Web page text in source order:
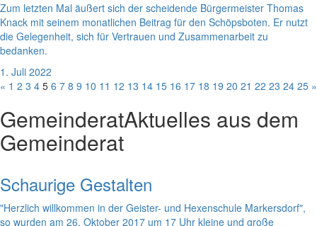
Zum letzten Mal äußert sich der scheidende Bürgermeister Thomas
Knack mit seinem monatlichen Beitrag für den Schöpsboten. Er nutzt
die Gelegenheit, sich für Vertrauen und Zusammenarbeit zu
bedanken.
1. Juli 2022
« 1 2 3 4 5 6 7 8 9 10 11 12 13 14 15 16 17 18 19 20 21 22 23 24 25 »
GemeinderatAktuelles aus dem
Gemeinderat
Schaurige Gestalten
"Herzlich willkommen in der Geister- und Hexenschule Markersdorf",
so wurden am 26. Oktober 2017 um 17 Uhr kleine und große